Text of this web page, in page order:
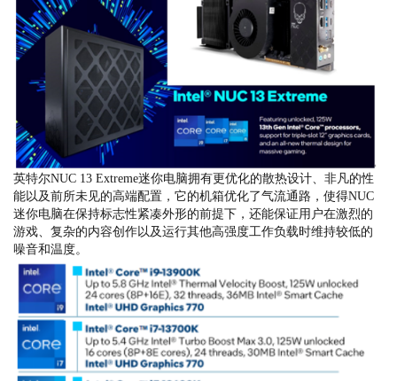
英特尔NUC 13 Extreme迷你电脑拥有更优化的散热设计、非凡的性
能以及前所未见的高端配置，它的机箱优化了气流通路，使得NUC
迷你电脑在保持标志性紧凑外形的前提下，还能保证用户在激烈的
游戏、复杂的内容创作以及运行其他高强度工作负载时维持较低的
噪音和温度。